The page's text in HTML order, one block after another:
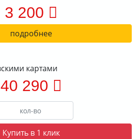
3 200
подробнее
40 290
Купить в 1 клик